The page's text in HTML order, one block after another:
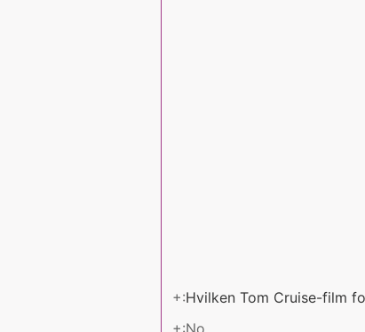
+:Hvilken Tom Cruise-film
+:No